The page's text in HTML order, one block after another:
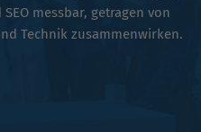
messbar, getragen von
Technik zusammenwirken.